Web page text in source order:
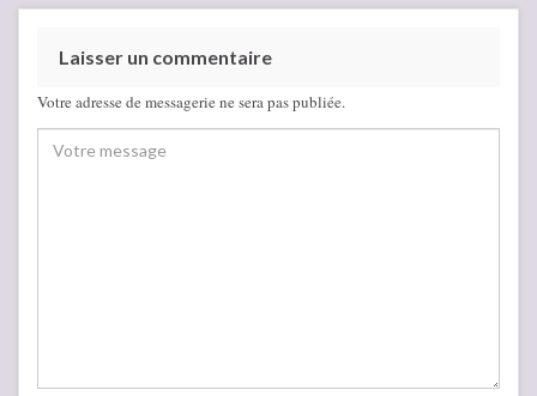
Laisser un commentaire
Votre adresse de messagerie ne sera pas publiée.